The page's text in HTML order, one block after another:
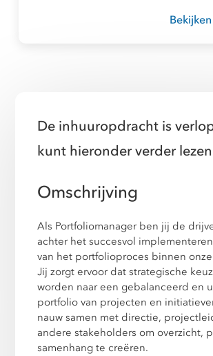
Bekijken
De inhuuropdracht is
kunt hieronder verder
Omschrijving
Als Portfoliomanager ben jij de
achter het succesvol
van het portfolioproces binnen
Jij zorgt ervoor dat strategische
worden naar een gebalanceerd en
portfolio van projecten en
nauw samen met directie,
andere stakeholders om overzicht,
samenhang te creëren.